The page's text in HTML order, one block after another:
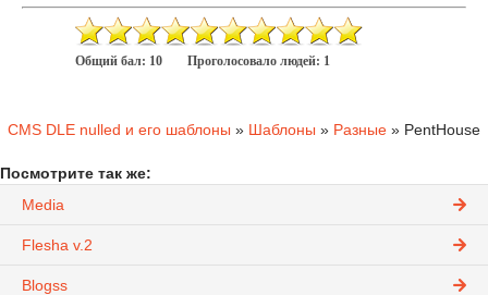
Общий бал: 10 Проголосовало людей: 1
CMS DLE nulled и его шаблоны » Шаблоны » Разные » PentHouse
Посмотрите так же:
Media
Flesha v.2
Blogss